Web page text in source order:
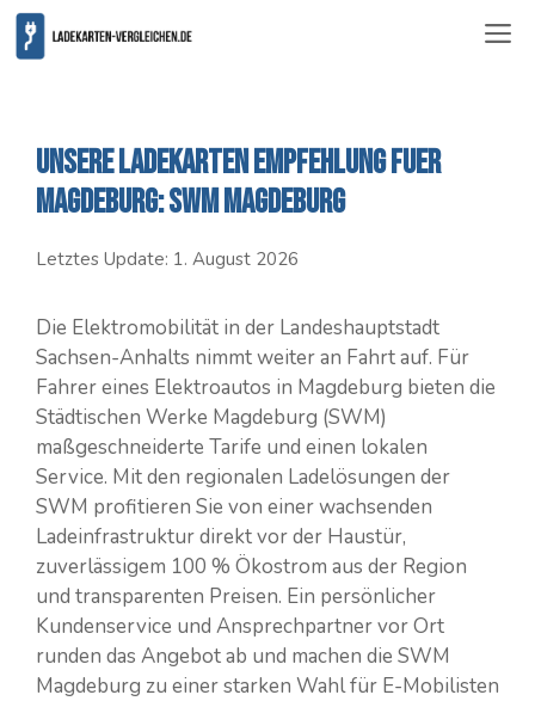
Zum
Inhalt
Unsere Ladekarten Empfehlung fuer
Magdeburg: SWM Magdeburg
Letztes Update: 1. August 2026
Die Elektromobilität in der Landeshauptstadt
Sachsen-Anhalts nimmt weiter an Fahrt auf. Für
Fahrer eines Elektroautos in Magdeburg bieten die
Städtischen Werke Magdeburg (SWM)
maßgeschneiderte Tarife und einen lokalen
Service. Mit den regionalen Ladelösungen der
SWM profitieren Sie von einer wachsenden
Ladeinfrastruktur direkt vor der Haustür,
zuverlässigem 100 % Ökostrom aus der Region
und transparenten Preisen. Ein persönlicher
Kundenservice und Ansprechpartner vor Ort
runden das Angebot ab und machen die SWM
Magdeburg zu einer starken Wahl für E-Mobilisten